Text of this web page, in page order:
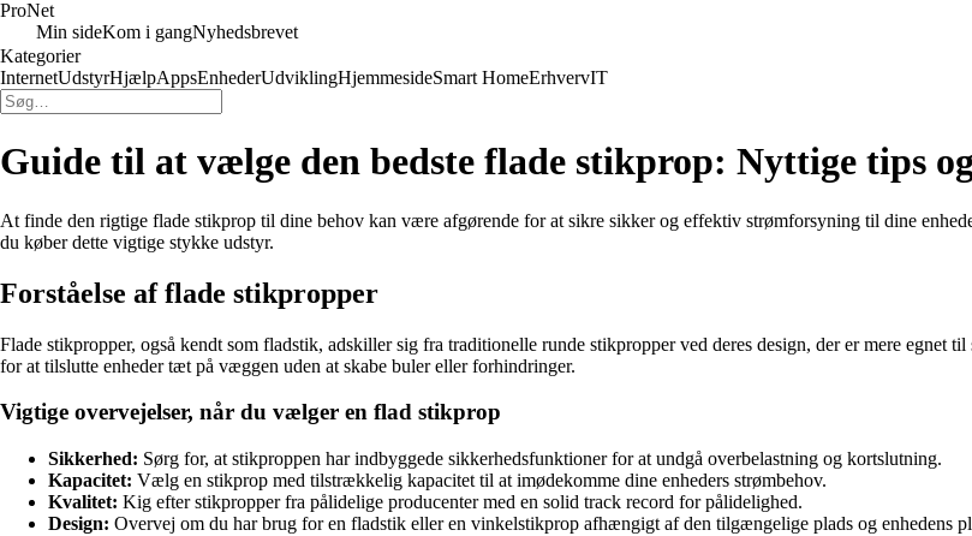
ProNet
Min sideKom i gangNyhedsbrevet
Kategorier
InternetUdstyrHjælpAppsEnhederUdviklingHjemmesideSmart HomeErhvervIT
Guide til at vælge den bedste flade stikprop: Nyttige tips
At finde den rigtige flade stikprop til dine behov kan være afgørende for at sikre sikker og effektiv strømforsyning til dine
du køber dette vigtige stykke udstyr.
Forståelse af flade stikpropper
Flade stikpropper, også kendt som fladstik, adskiller sig fra traditionelle runde stikpropper ved deres design, der er mere egnet
for at tilslutte enheder tæt på væggen uden at skabe buler eller forhindringer.
Vigtige overvejelser, når du vælger en flad stikprop
Sikkerhed: Sørg for, at stikproppen har indbyggede sikkerhedsfunktioner for at undgå overbelastning og kortslutning.
Kapacitet: Vælg en stikprop med tilstrækkelig kapacitet til at imødekomme dine enheders strømbehov.
Kvalitet: Kig efter stikpropper fra pålidelige producenter med en solid track record for pålidelighed.
Design: Overvej om du har brug for en fladstik eller en vinkelstikprop afhængigt af den tilgængelige plads og enhedens